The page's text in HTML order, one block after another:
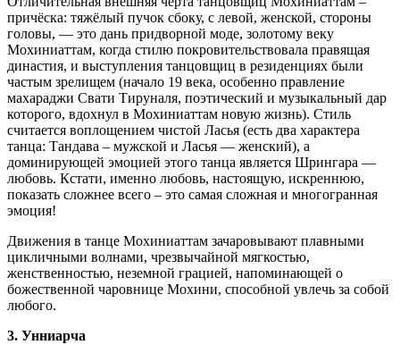
причёска: тяжёлый пучок сбоку, с левой, женской, стороны
головы, — это дань придворной моде, золотому веку
Мохиниаттам, когда стилю покровительствовала правящая
династия, и выступления танцовщиц в резиденциях были
частым зрелищем (начало 19 века, особенно правление
махараджи Свати Тируналя, поэтический и музыкальный дар
которого, вдохнул в Мохиниаттам новую жизнь). Стиль
считается воплощением чистой Ласья (есть два характера
танца: Тандава – мужской и Ласья — женский), а
доминирующей эмоцией этого танца является Шрингара —
любовь. Кстати, именно любовь, настоящую, искреннюю,
показать сложнее всего – это самая сложная и многогранная
эмоция!
Движения в танце Мохиниаттам зачаровывают плавными
цикличными волнами, чрезвычайной мягкостью,
женственностью, неземной грацией, напоминающей о
божественной чаровнице Мохини, способной увлечь за собой
любого.
3. Унниарча